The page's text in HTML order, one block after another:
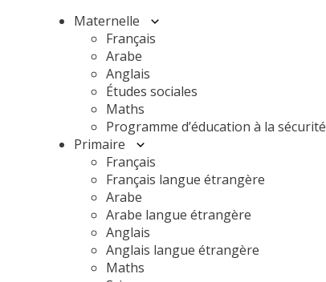
Maternelle
Français
Arabe
Anglais
Études sociales
Maths
Programme d’éducation à la sécurité
Primaire
Français
Français langue étrangère
Arabe
Arabe langue étrangère
Anglais
Anglais langue étrangère
Maths